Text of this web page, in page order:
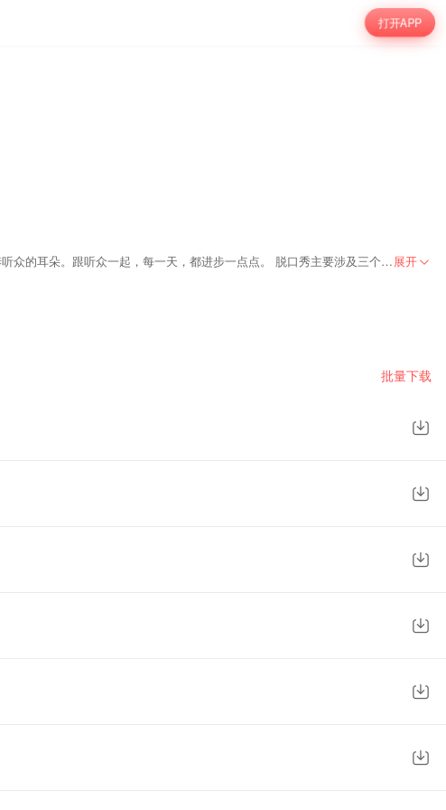
打开APP
从商业财经事件入手，但不甘于停留在事件的表面，以独到的想象力，深挖表象背后的要害。 电台宗旨：竭尽一切所能，提供最优质的内容，供养听众的耳朵。跟听众一起，每一天，都进步一点点。 脱口秀主要涉及三个方向的内容： 方向一：探秘科技 走访各大科技公司的办公场所，也畅聊高科巨头日常运营的大事小情。了解他们创业时的酸甜苦辣，也感受他们守业时的悲欢离合。 方向二：遇见大佬 走近一个个鲜活的牛人。强大又有趣的灵魂，是这个时代极为匮乏的珍宝。专挑最刁钻的角度和最磨人的细节，把牛人的思维模式原地复活。 方向三：财务太美 走到每一种商业现象的身后，去挖掘财务的巨大魔力。这里没有枯燥的财务报表分析，更不存在拗口的专业术语，用最生动的讲述方式，拆解那些暗藏在数字底层的惊天秘密。展开
批量下载